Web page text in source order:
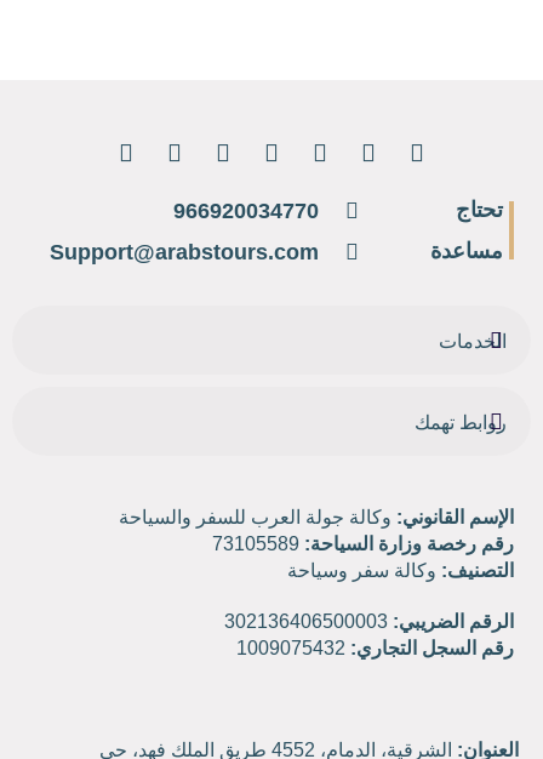
تحتاج
مساعدة
966920034770
Support@arabstours.com
الخدمات
روابط تهمك
الإسم القانوني: وكالة جولة العرب للسفر والسياحة
رقم رخصة وزارة السياحة:
التصنيف: وكالة سفر وسياحة
الرقم الضريبي:
رقم السجل التجاري:
العنوان: الشرقية، الدمام، 4552 طريق الملك فهد، حي